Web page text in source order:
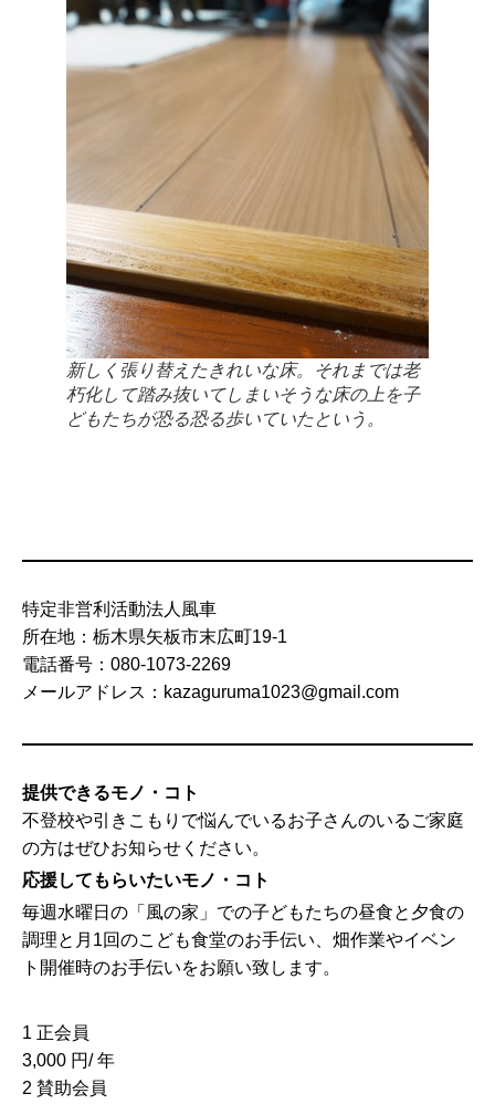
新しく張り替えたきれいな床。それまでは老
朽化して踏み抜いてしまいそうな床の上を子
どもたちが恐る恐る歩いていたという。
特定非営利活動法人風車
所在地：栃木県矢板市末広町19-1
電話番号：080-1073-2269
メールアドレス：kazaguruma1023@gmail.com
提供できるモノ・コト
不登校や引きこもりで悩んでいるお子さんのいるご家庭
の方はぜひお知らせください。
応援してもらいたいモノ・コト
毎週水曜日の「風の家」での子どもたちの昼食と夕食の
調理と月1回のこども食堂のお手伝い、畑作業やイベン
ト開催時のお手伝いをお願い致します。
1 正会員
3,000 円/ 年
2 賛助会員